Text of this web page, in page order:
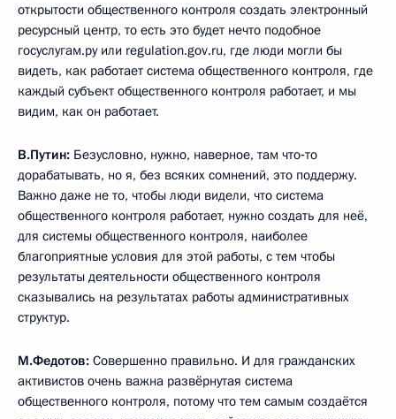
открытости общественного контроля создать электронный
ресурсный центр, то есть это будет нечто подобное
госуслугам.ру или regulation.gov.ru, где люди могли бы
видеть, как работает система общественного контроля, где
каждый субъект общественного контроля работает, и мы
видим, как он работает.
В.Путин: Безусловно, нужно, наверное, там что‑то
дорабатывать, но я, без всяких сомнений, это поддержу.
Важно даже не то, чтобы люди видели, что система
общественного контроля работает, нужно создать для неё,
для системы общественного контроля, наиболее
благоприятные условия для этой работы, с тем чтобы
результаты деятельности общественного контроля
сказывались на результатах работы административных
структур.
М.Федотов: Совершенно правильно. И для гражданских
активистов очень важна развёрнутая система
общественного контроля, потому что тем самым создаётся